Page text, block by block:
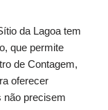
da Lagoa tem
que permite
de Contagem,
oferecer
não precisem